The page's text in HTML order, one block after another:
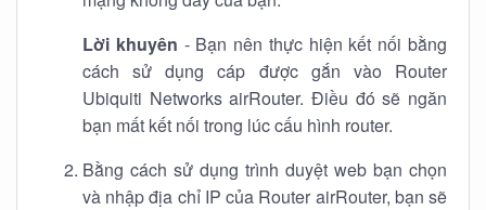
Lời khuyên - Bạn nên thực hiện kết nối bằng
cách sử dụng cáp được gắn vào Router
Ubiquiti Networks airRouter. Điều đó sẽ ngăn
bạn mất kết nối trong lúc cấu hình router.
Bằng cách sử dụng trình duyệt web bạn chọn
và nhập địa chỉ IP của Router airRouter, bạn sẽ